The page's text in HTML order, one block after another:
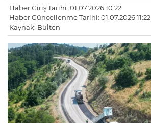
Haber Giriş Tarihi: 01.07.2026 10:22
Haber Güncellenme Tarihi: 01.07.2026 11:22
Kaynak: Bülten